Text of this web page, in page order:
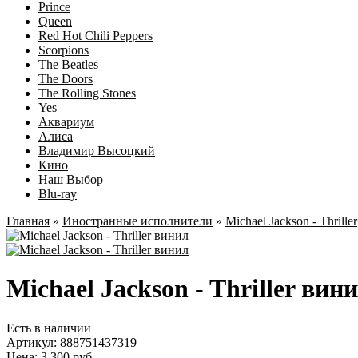
Prince
Queen
Red Hot Chili Peppers
Scorpions
The Beatles
The Doors
The Rolling Stones
Yes
Аквариум
Алиса
Владимир Высоцкий
Кино
Наш Выбор
Blu-ray
Главная » Иностранные исполнители » Michael Jackson - Thriller
Michael Jackson - Thriller
Есть в наличии
Артикул: 888751437319